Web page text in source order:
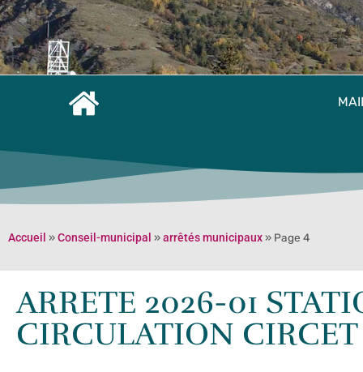
Accueil »Conseil-municipal »arrêtés municipaux» Page 4
ARRETE 2026-01
CIRCULATION CIRCET